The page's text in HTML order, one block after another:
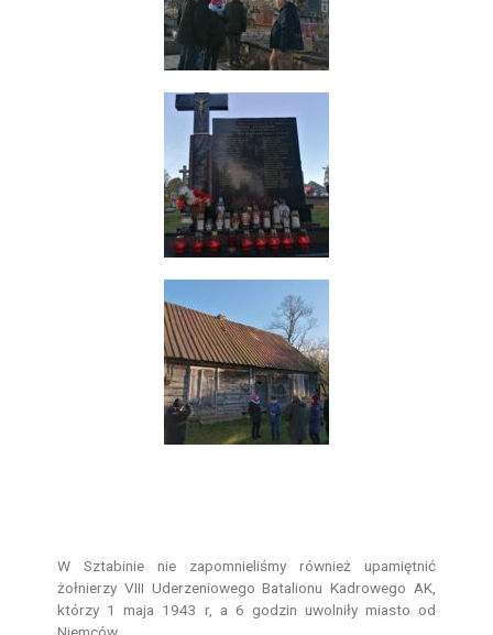
W Sztabinie nie zapomnieliśmy również upamiętnić
żołnierzy VIII Uderzeniowego Batalionu Kadrowego AK,
którzy 1 maja 1943 r, a 6 godzin uwolniły miasto od